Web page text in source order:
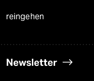
reingehen
Newsletter